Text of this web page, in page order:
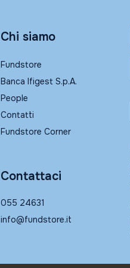
Chi siamo
Fundstore
Banca Ifigest S.p.A.
People
Contatti
Fundstore Corner
Contattaci
055 24631
info@fundstore.it